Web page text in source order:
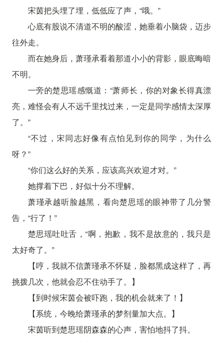
宋茵把头埋了埋，低低应了声，“哦。”
心底有股说不清道不明的酸涩，她垂着小脑袋，迈步
往外走。
而在她身后，萧瑾承看着那道小小的背影，眼底晦暗
不明。
一旁的楚思瑶感慨道：“萧师长，你的对象长得真漂
亮，难怪会有人不远千里找过来，一定是同学感情太深厚
了。”
“不过，宋同志好像有点怕见到你的同学，为什么
呀？”
“你们这么好的关系，应该高兴欢迎才对。”
她撑着下巴，好似十分不理解。
萧瑾承越听脸越黑，看向楚思瑶的眼神带了几分警
告，“行了！”
楚思瑶吐吐舌，“啊，抱歉，我不是故意的，我只是
太好奇了。”
【哼，我就不信萧瑾承不怀疑，脸都黑成这样了，再
挑拨几次，他就会忍不住动手了。】
【到时候宋茵会被吓跑，我的机会就来了！】
【系统，今晚给萧瑾承的梦剂量加大点。】
宋茵听到楚思瑶阴森森的心声，害怕地抖了抖。